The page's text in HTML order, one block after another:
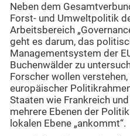
Neben dem
Forst- und Umweltpolitik
Arbeitsbereich
geht es darum, das
Managementsystem der
Buchenwälder zu
Forscher wollen
europäischer
Staaten wie Frankreich
mehrere Ebenen der
lokalen Ebene „ankommt“.